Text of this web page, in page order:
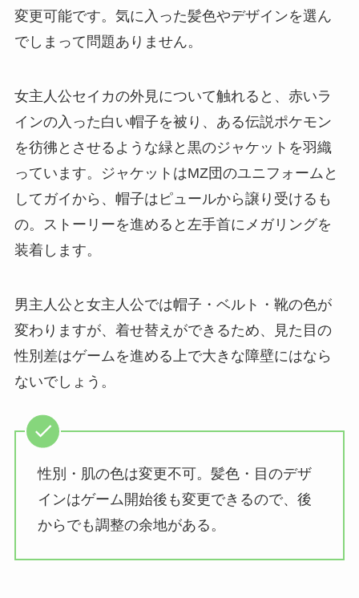
変更可能です。気に入った髪色やデザインを選ん
でしまって問題ありません。
女主人公セイカの外見について触れると、赤いラ
インの入った白い帽子を被り、ある伝説ポケモン
を彷彿とさせるような緑と黒のジャケットを羽織
っています。ジャケットはMZ団のユニフォームと
してガイから、帽子はピュールから譲り受けるも
の。ストーリーを進めると左手首にメガリングを
装着します。
男主人公と女主人公では帽子・ベルト・靴の色が
変わりますが、着せ替えができるため、見た目の
性別差はゲームを進める上で大きな障壁にはなら
ないでしょう。
性別・肌の色は変更不可。髪色・目のデザ
インはゲーム開始後も変更できるので、後
からでも調整の余地がある。